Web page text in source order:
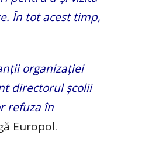
În tot acest timp,
organizației
directorul școlii
refuza în
Europol.